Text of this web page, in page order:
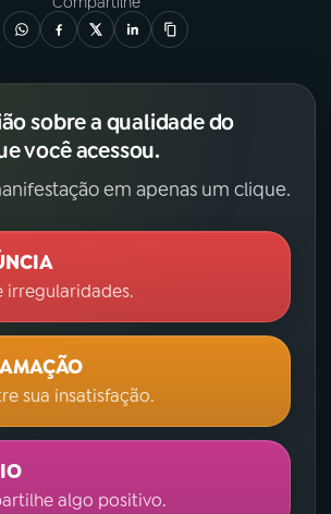
sobre a qualidade do
você acessou.
em apenas um clique.
irregularidades.
sua insatisfação.
algo positivo.